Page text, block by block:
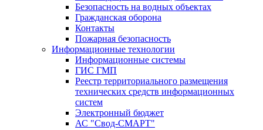
Безопасность на водных объектах
Гражданская оборона
Контакты
Пожарная безопасность
Информационные технологии
Информационные системы
ГИС ГМП
Реестр территориального размещения
технических средств информационных
систем
Электронный бюджет
АС "Свод-СМАРТ"